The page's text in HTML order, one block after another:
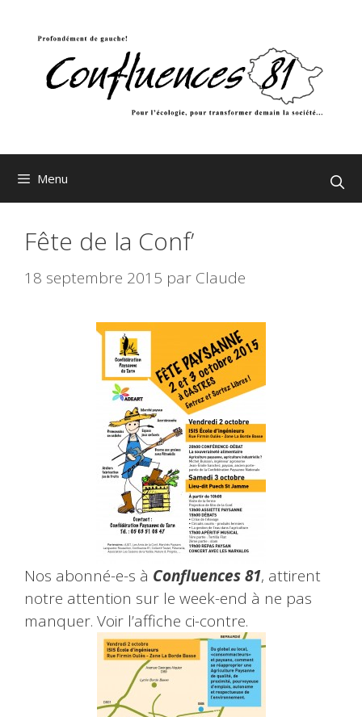
Menu
Fête de la Conf’
18 septembre 2015 par Claude
Nos abonné-e-s à Confluences 81, attirent
notre attention sur le week-end à ne pas
manquer. Voir l’affiche ci-contre.